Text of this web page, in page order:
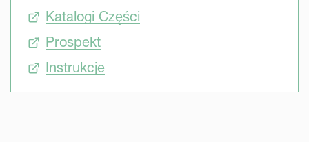
Katalogi Części
Prospekt
Instrukcje